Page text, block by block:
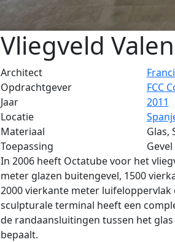
Vliegveld
Architect
Opdrachtgever
FCC
Jaar
2011
Locatie
Materiaal
Glas,
Toepassing
Gevel
In 2006 heeft Octatube voor het
meter glazen buitengevel, 1500
2000 vierkante meter
sculpturale terminal heeft een
de randaansluitingen tussen het
bepaalt.